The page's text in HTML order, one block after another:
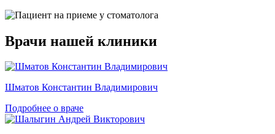
Врачи нашей клиники
Шматов Константин Владимирович
Подробнее о враче